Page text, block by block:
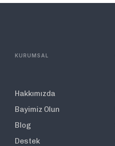
KURUMSAL
Hakkımızda
Bayimiz Olun
Blog
Destek